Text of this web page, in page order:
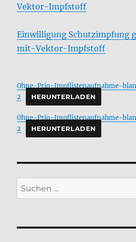
Vektor-Impfstoff
Einwilligung Schutzimpfung
mit-Vektor-Impfstoff
Ohne-Prio-Impflistenaufnahme-
2
HERUNTERLADEN
Ohne-Prio-Impflistenaufnahme-
2
HERUNTERLADEN
Suchen
nach: